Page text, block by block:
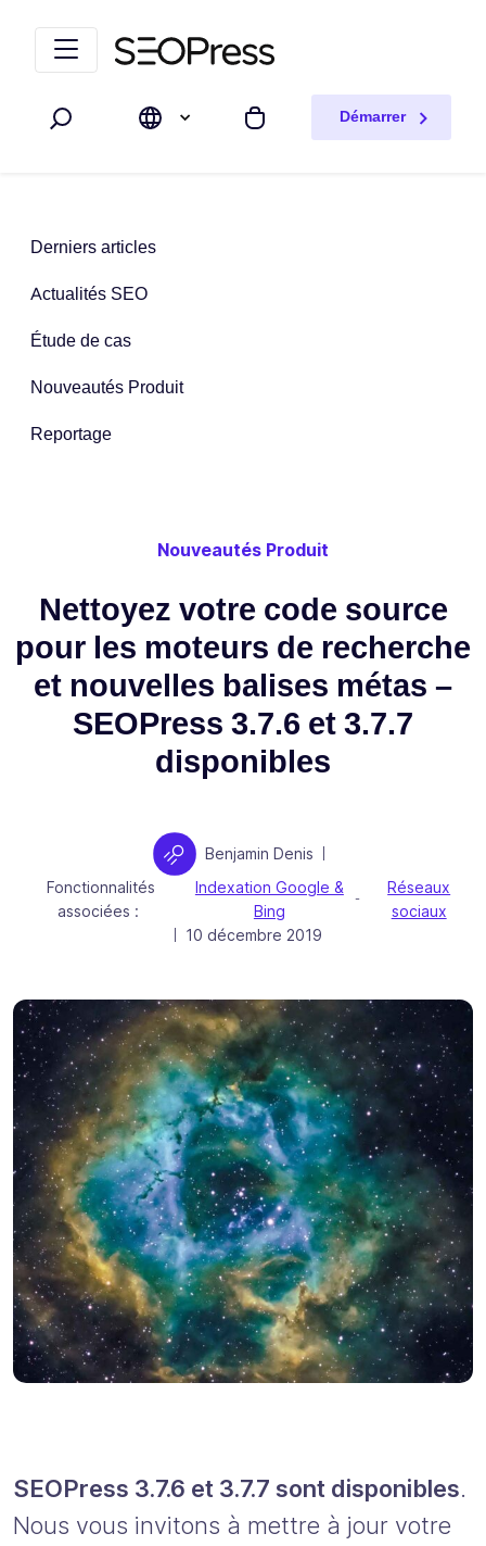
Rechercher Mon panier
Démarrer
Derniers articles
Actualités SEO
Étude de cas
Nouveautés Produit
Reportage
Nouveautés Produit
Nettoyez votre code source
pour les moteurs de recherche
et nouvelles balises métas –
SEOPress 3.7.6 et 3.7.7
disponibles
Auteur
Benjamin Denis
Fonctionnalités
associées :
Indexation Google &
Bing
-
Réseaux
sociaux
Publié le
10 décembre 2019
SEOPress 3.7.6 et 3.7.7 sont disponibles.
Nous vous invitons à mettre à jour votre